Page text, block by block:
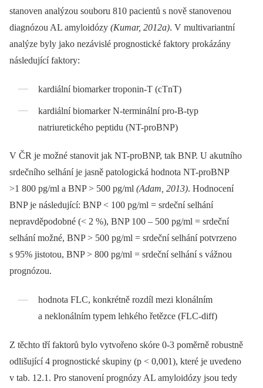
stanoven analýzou souboru 810 pacientů s nově stanovenou
diagnózou AL amyloidózy (Kumar, 2012a). V multivariantní
analýze byly jako nezávislé prognostické faktory prokázány
následující faktory:
kardiální biomarker troponin-T (cTnT)
kardiální biomarker N-terminální pro-B-typ
natriuretického peptidu (NT-proBNP)
V ČR je možné stanovit jak NT-proBNP, tak BNP. U akutního
srdečního selhání je jasně patologická hodnota NT-proBNP
>1 800 pg/ml a BNP > 500 pg/ml (Adam, 2013). Hodnocení
BNP je následující: BNP < 100 pg/ml = srdeční selhání
nepravděpodobné (< 2 %), BNP 100 –⁠ 500 pg/ml = srdeční
selhání možné, BNP > 500 pg/ml = srdeční selhání potvrzeno
s 95% jistotou, BNP > 800 pg/ml = srdeční selhání s vážnou
prognózou.
hodnota FLC, konkrétně rozdíl mezi klonálním
a neklonálním typem lehkého řetězce (FLC-diff)
Z těchto tří faktorů bylo vytvořeno skóre 0-3 poměrně robustně
odlišující 4 prognostické skupiny (p < 0,001), které je uvedeno
v tab. 12.1. Pro stanovení prognózy AL amyloidózy jsou tedy